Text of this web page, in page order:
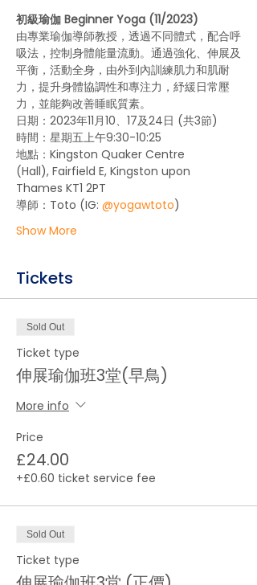
初級瑜伽 Beginner Yoga (11/2023)
由專業瑜伽導師教授，透過不同體式，配合呼
吸法，控制身體能量流動。通過強化、伸展及
平衡，活動全身，由外到內訓練肌力和肌耐
力，提升身體協調性和專注力，紓緩日常壓
力，並能夠改善睡眠質素。
日期：2023年11月10、17及24日 (共3節)
時間：星期五上午9:30-10:25
地點：Kingston Quaker Centre
(Hall), Fairfield E, Kingston upon
Thames KT1 2PT
導師：Toto (IG: @yogawtoto)
Show More
Tickets
Sold Out
Ticket type
伸展瑜伽班3堂(早鳥)
More info
Price
£24.00
+£0.60 ticket service fee
Sold Out
Ticket type